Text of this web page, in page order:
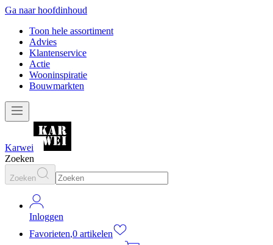
Ga naar hoofdinhoud
Toon hele assortiment
Advies
Klantenservice
Actie
Wooninspiratie
Bouwmarkten
Karwei
Zoeken
Zoeken
Inloggen
Favorieten,0 artikelen